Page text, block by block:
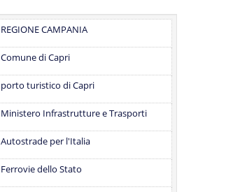
REGIONE CAMPANIA
Comune di Capri
porto turistico di Capri
Ministero Infrastrutture e Trasporti
Autostrade per l'Italia
Ferrovie dello Stato